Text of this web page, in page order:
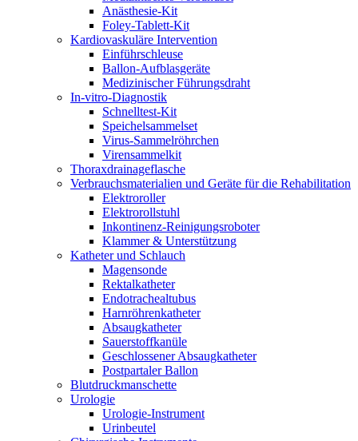
Anästhesie-Kit
Foley-Tablett-Kit
Kardiovaskuläre Intervention
Einführschleuse
Ballon-Aufblasgeräte
Medizinischer Führungsdraht
In-vitro-Diagnostik
Schnelltest-Kit
Speichelsammelset
Virus-Sammelröhrchen
Virensammelkit
Thoraxdrainageflasche
Verbrauchsmaterialien und Geräte für die Rehabilitation
Elektroroller
Elektrorollstuhl
Inkontinenz-Reinigungsroboter
Klammer & Unterstützung
Katheter und Schlauch
Magensonde
Rektalkatheter
Endotrachealtubus
Harnröhrenkatheter
Absaugkatheter
Sauerstoffkanüle
Geschlossener Absaugkatheter
Postpartaler Ballon
Blutdruckmanschette
Urologie
Urologie-Instrument
Urinbeutel